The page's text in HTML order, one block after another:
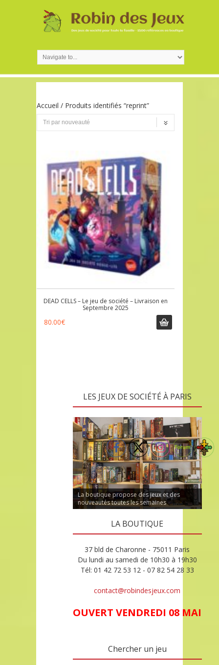
Accueil / Produits identifiés “reprint”
DEAD CELLS – Le jeu de société – Livraison en
Septembre 2025
80.00€
LES JEUX DE SOCIÉTÉ À PARIS
La boutique propose des jeux et des
nouveautés toutes les semaines
LA BOUTIQUE
37 bld de Charonne - 75011 Paris
Du lundi au samedi de 10h30 à 19h30
Tél: 01 42 72 53 12 - 07 82 54 28 33
contact@robindesjeux.com
OUVERT VENDREDI 08 MAI
Chercher un jeu